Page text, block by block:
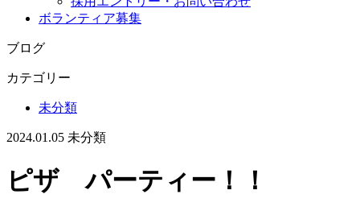
ボランティア募集
ブログ
カテゴリー
未分類
2024.01.05 未分類
ピザ パーティー！！